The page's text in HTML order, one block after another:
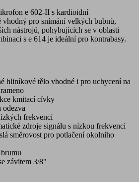
e 602-II s kardioidní
vhodný pro snímání velkých bubnů,
nástrojů, pohybujících se v oblasti
s e 614 je ideální pro kontrabasy.
hliníkové tělo vhodné i pro uchycení na
kmitací cívky
odezva
frekvencí
zdroje signálu s nízkou frekvencí
směrovost pro potlačení okolního
závitem 3/8"